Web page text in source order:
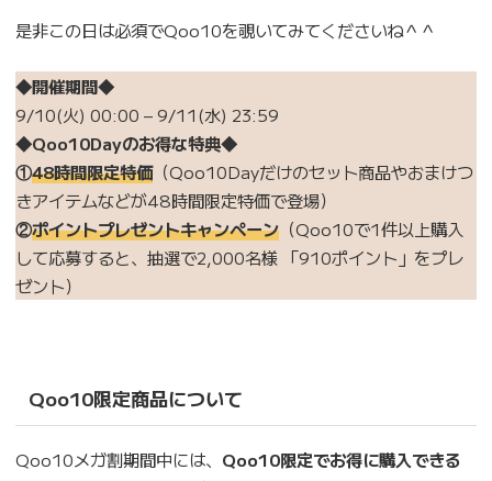
是非この日は必須でQoo10を覗いてみてくださいね＾＾
◆開催期間◆
9/10(火) 00:00 – 9/11(水) 23:59
◆Qoo10Dayのお得な特典◆
①48時間限定特価（Qoo10Dayだけのセット商品やおまけつ
きアイテムなどが48時間限定特価で登場）
②ポイントプレゼントキャンペーン（Qoo10で1件以上購入
して応募すると、抽選で2,000名様 「910ポイント」をプレ
ゼント）
Qoo10限定商品について
Qoo10メガ割期間中には、 Qoo10限定でお得に購入できる